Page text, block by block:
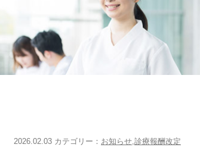
2026.02.03 カテゴリー： お知らせ,診療報酬改定